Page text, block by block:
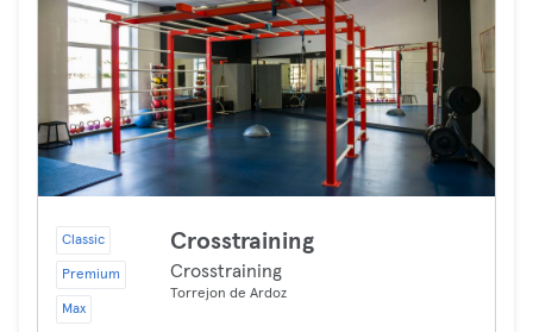
Classic
Premium
Max
Crosstraining
Crosstraining
Torrejon de Ardoz